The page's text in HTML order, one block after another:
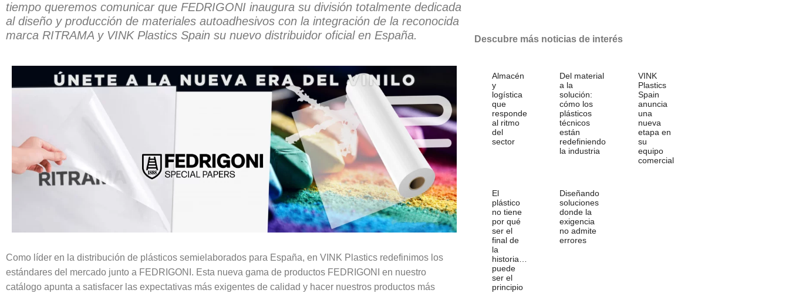
tiempo queremos comunicar que FEDRIGONI inaugura su división totalmente dedicada
al diseño y producción de materiales autoadhesivos con la integración de la reconocida
marca RITRAMA y VINK Plastics Spain su nuevo distribuidor oficial en España.
Como líder en la distribución de plásticos semielaborados para España, en VINK Plastics redefinimos los
estándares del mercado junto a FEDRIGONI. Esta nueva gama de productos FEDRIGONI en nuestro
catálogo apunta a satisfacer las expectativas más exigentes de calidad y hacer nuestros productos más
Descubre más noticias de interés
Almacén
y
logística
que
responde
al ritmo
del
sector
Del material
a la
solución:
cómo los
plásticos
técnicos
están
redefiniendo
la industria
VINK
Plastics
Spain
anuncia
una
nueva
etapa en
su
equipo
comercial
El
plástico
no tiene
por qué
ser el
final de
la
historia…
puede
ser el
principio
Diseñando
soluciones
donde la
exigencia
no admite
errores